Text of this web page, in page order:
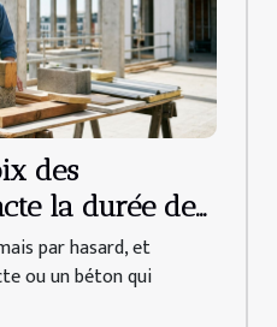
des
la durée de
par hasard, et
ou un béton qui